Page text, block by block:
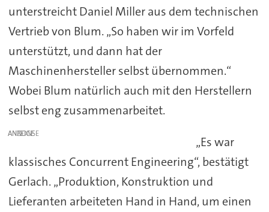
unterstreicht Daniel Miller aus dem technischen
Vertrieb von Blum. „So haben wir im Vorfeld
unterstützt, und dann hat der
Maschinenhersteller selbst übernommen.“
Wobei Blum natürlich auch mit den Herstellern
selbst eng zusammenarbeitet.
ANZEIGE
„Es war
klassisches Concurrent Engineering“, bestätigt
Gerlach. „Produktion, Konstruktion und
Lieferanten arbeiteten Hand in Hand, um einen